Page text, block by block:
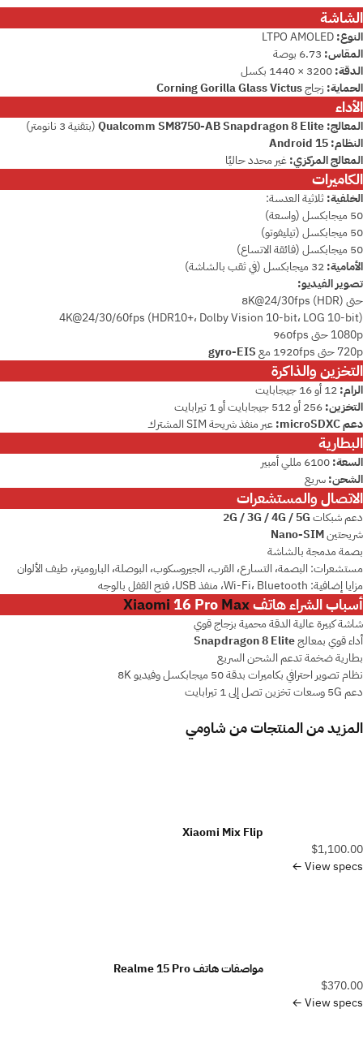
الشاشة
النوع:
المقاس:
الدقة:
الحماية: زجاجCorning Gorilla Glass Victus
الأداء
المعالج:Qualcomm SM8750-AB Snapdragon 8 Elite(بتقنية 3 نانومتر)
النظام:Android 15
المعالج المركزي:غير محدد حاليًا
الكاميرات
الخلفية:ثلاثية العدسة:
50 ميجابكسل (واسعة)
50 ميجابكسل (تيليفوتو)
50 ميجابكسل (فائقة الاتساع)
الأمامية:
تصوير الفيديو:
حتى 8K@24/30fps (HDR)
4K@24/30/60fps (HDR10+، Dolby Vision 10-bit، LOG 10-bit)
1080p حتى 960fps
720p حتى 1920fps مع
gyro-EIS
التخزين والذاكرة
الرام:
التخزين:
دعم microSDXC:
عبر منفذ شريحة SIM المشترك
البطارية
السعة:
الشحن:سريع
الاتصال والمستشعرات
دعم شبكات2G / 3G / 4G / 5G
شريحتينNano-SIM
بصمة مدمجة بالشاشة
مستشعرات: البصمة، التسارع، القرب، الجيروسكوب، البوصلة، الباروميتر، طيف الألوان
مزايا إضافية: Wi-Fi، Bluetooth، منفذ USB، فتح القفل بالوجه
أسباب الشراء هاتف Xiaomi 16 ProMax
شاشة كبيرة عالية الدقة محمية بزجاج قوي
أداء قوي بمعالجSnapdragon 8 Elite
بطارية ضخمة تدعم الشحن السريع
نظام تصوير احترافي بكاميرات بدقة 50 ميجابكسل وفيديو 8K
دعم 5G وسعات تخزين تصل إلى 1 تيرابايت
المزيد من المنتجات منشاومي
Xiaomi Mix Flip
$1,100.00
View specs ←
مواصفات هاتف Realme 15 Pro
$370.00
View specs ←